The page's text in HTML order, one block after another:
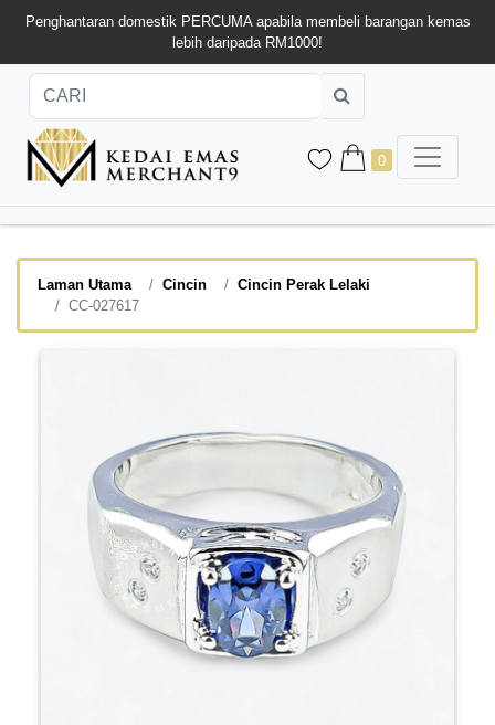
Penghantaran domestik PERCUMA apabila membeli barangan kemas
lebih daripada RM1000!
0
Laman Utama Cincin
Cincin Perak Lelaki
CC-027617